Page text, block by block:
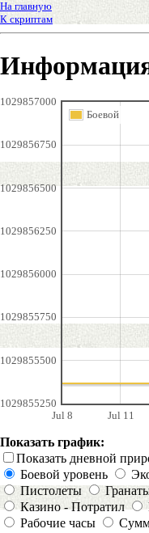
На главную
К скриптам
Jul 8 Jul 11
1029855250
1029855500
1029855750
1029856000
1029856250
1029856500
1029856750
1029857000
Боевой
Показать график:
Показать дневной
Боевой уровень
Пистолеты
Казино - Потратил
Рабочие часы